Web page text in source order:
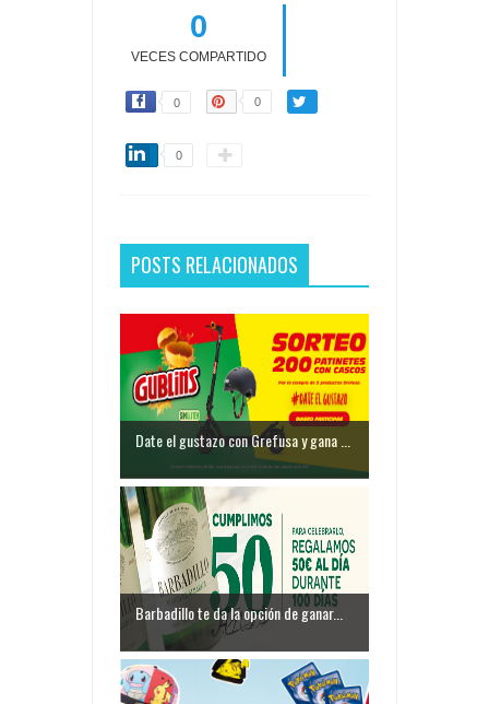
0
VECES COMPARTIDO
0 0
0
POSTS RELACIONADOS
Date el gustazo con Grefusa y gana ...
Barbadillo te da la opción de ganar...